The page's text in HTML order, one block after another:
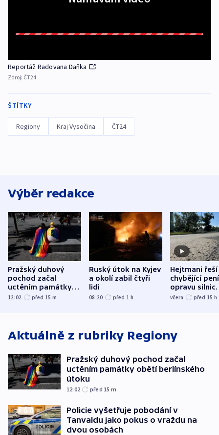
Reportáž Radovana Daňka
Zdroj: ČT24
ŠTÍTKY
Regiony Kraj Vysočina ČT24
Výběr redakce
Pražský duhový
pochod začal
uctěním památky
obětí berlínského
12:02 před 15 m
Ruský útok na Kyjev
a okolí zabil čtyři
lidi
08:20 před 1 h
Hejtmani řeší
chybějící
opravu silnic.
nenárokové,
včera před 15 h
Aktuálně z rubriky Regiony
Pražský duhový pochod začal
uctěním památky obětí berlínského
útoku
12:02 před 15 m
Policie vyšetřuje pobodání v
Tanvaldu jako pokus o vraždu na
dvou osobách